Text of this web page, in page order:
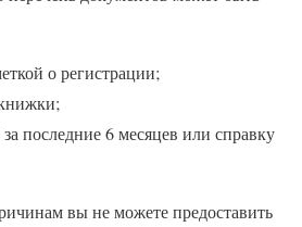
о регистрации;
последние 6 месяцев или справку
вы не можете предоставить